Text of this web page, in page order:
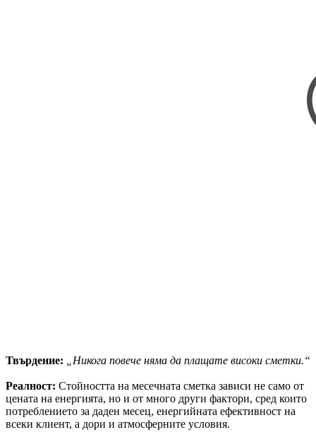
Твърдение: „Никога повече няма да плащате високи сметки.“
Реалност: Стойността на месечната сметка зависи не само от
цената на енергията, но и от много други фактори, сред които
потреблението за даден месец, енергийната ефективност на
всеки клиент, а дори и атмосферните условия.